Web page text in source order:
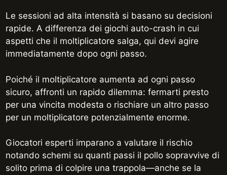
Le sessioni ad alta intensità si basano su decisioni
rapide. A differenza dei giochi auto-crash in cui
aspetti che il moltiplicatore salga, qui devi agire
immediatamente dopo ogni passo.
Poiché il moltiplicatore aumenta ad ogni passo
sicuro, affronti un rapido dilemma: fermarti presto
per una vincita modesta o rischiare un altro passo
per un moltiplicatore potenzialmente enorme.
Giocatori esperti imparano a valutare il rischio
notando schemi su quanti passi il pollo sopravvive di
solito prima di colpire una trappola—anche se la